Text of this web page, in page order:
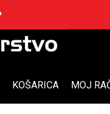
KOŠARICA MOJ